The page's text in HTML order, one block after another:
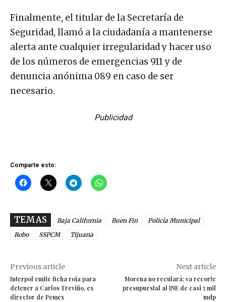
Finalmente, el titular de la Secretaría de
Seguridad, llamó a la ciudadanía a mantenerse
alerta ante cualquier irregularidad y hacer uso
de los números de emergencias 911 y de
denuncia anónima 089 en caso de ser
necesario.
Publicidad
Comparte esto:
TEMAS Baja California Buen Fin
Policía Municipal
Robo
SSPCM Tijuana
Previous article
Interpol emite ficha roja para
detener a Carlos Treviño, ex
director de Pemex
Next article
Morena no reculará; va recorte
presupuestal al INE de casi 5 mil
mdp